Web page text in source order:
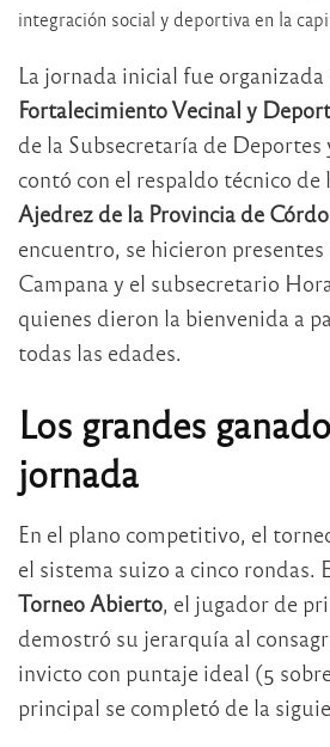
integración social y deportiva en la
La jornada inicial fue organizada
Fortalecimiento Vecinal y
de la Subsecretaría de Deportes
contó con el respaldo técnico de
Ajedrez de la Provincia de
encuentro, se hicieron
Campana y el subsecretario
quienes dieron la bienvenida a
todas las edades.
Los grandes
jornada
En el plano competitivo, el
el sistema suizo a cinco rondas.
Torneo Abierto , el jugador de
demostró su jerarquía al
invicto con puntaje ideal (5
principal se completó de la